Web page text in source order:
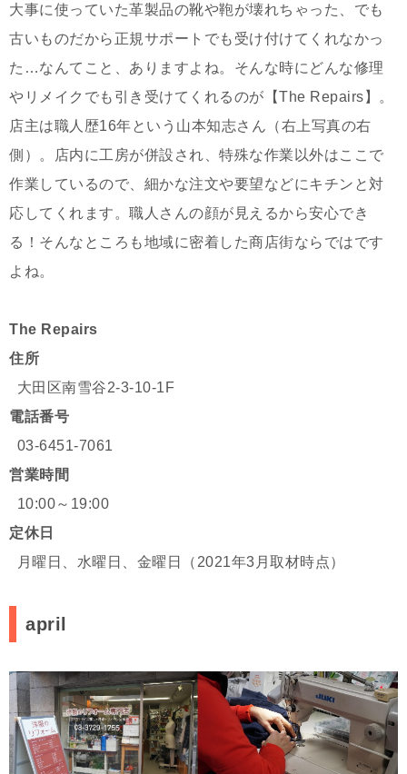
大事に使っていた革製品の靴や鞄が壊れちゃった、でも
古いものだから正規サポートでも受け付けてくれなかっ
た…なんてこと、ありますよね。そんな時にどんな修理
やリメイクでも引き受けてくれるのが【The Repairs】。
店主は職人歴16年という山本知志さん（右上写真の右
側）。店内に工房が併設され、特殊な作業以外はここで
作業しているので、細かな注文や要望などにキチンと対
応してくれます。職人さんの顔が見えるから安心でき
る！そんなところも地域に密着した商店街ならではです
よね。
The Repairs
住所
大田区南雪谷2-3-10-1F
電話番号
03-6451-7061
営業時間
10:00～19:00
定休日
月曜日、水曜日、金曜日（2021年3月取材時点）
april